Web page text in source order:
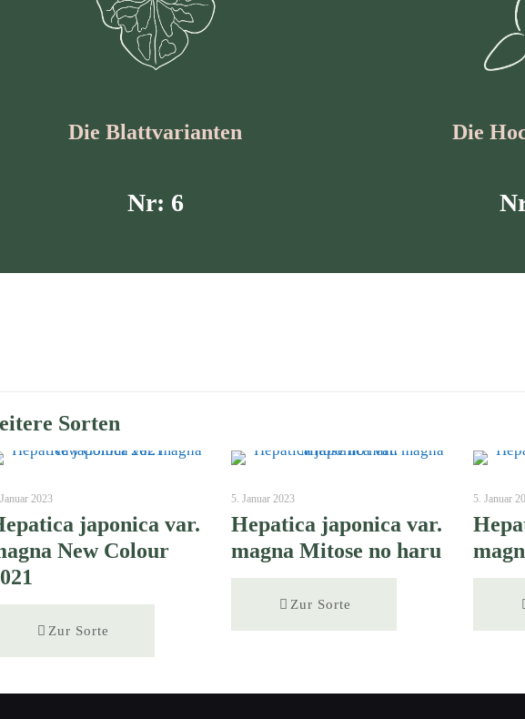
Die Blattvarianten
Nr: 6
Die
Sorten
2023
japonica var.
New Colour
Zur Sorte
5. Januar 2023
Hepatica japonica var.
magna Mitose no haru
Zur Sorte
5. Januar